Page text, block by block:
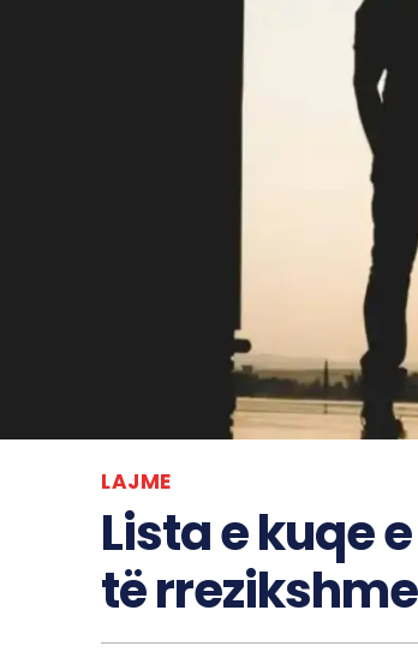
LAJME
Lista e kuqe
të